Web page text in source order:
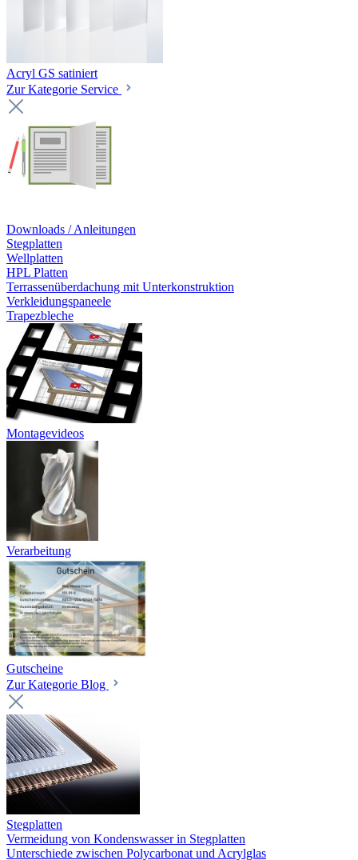
Acryl GS satiniert
Zur Kategorie Service
Downloads / Anleitungen
Stegplatten
Wellplatten
HPL Platten
Terrassenüberdachung mit Unterkonstruktion
Verkleidungspaneele
Trapezbleche
Montagevideos
Verarbeitung
Gutscheine
Zur Kategorie Blog
Stegplatten
Vermeidung von Kondenswasser in Stegplatten
Unterschiede zwischen Polycarbonat und Acrylglas